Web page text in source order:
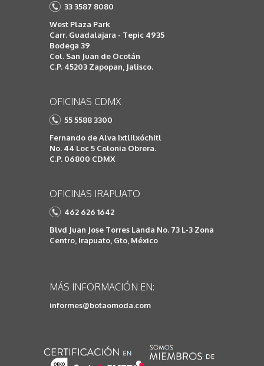
33 3587 8080
West Plaza Park
Carr. Guadalajara - Tepic 4935
Bodega 39
Col. San Juan de Ocotán
C.P. 45203 Zapopan, Jalisco.
OFICINAS CDMX
55 5588 3300
Fernando de Alva Ixtlilxóchitl
No. 44 Loc 5 Colonia Obrera.
C.P. 06800 CDMX
OFICINAS IRAPUATO
462 626 1642
Blvd Juan Jose Torres Landa No. 73 L-3 Zona
Centro, Irapuato, Gto, México
MÁS INFORMACIÓN EN:
informes@botaomoda.com